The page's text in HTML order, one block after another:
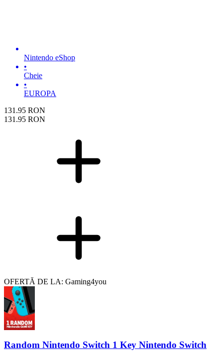
Nintendo eShop
•
Cheie
•
EUROPA
131.95 RON
131.95 RON
OFERTĂ DE LA: Gaming4you
Random Nintendo Switch 1 Key Nintendo Switch